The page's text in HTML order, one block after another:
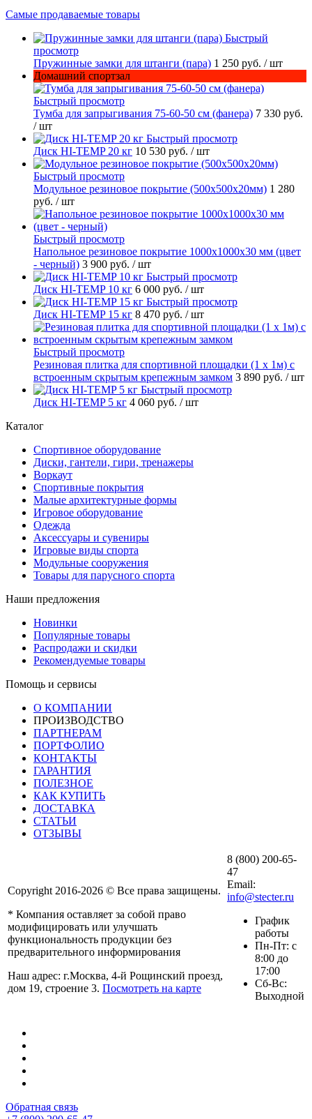
Самые продаваемые товары
Быстрый
просмотр
Пружинные замки для штанги (пара) 1 250 руб. / шт
Домашний спортзал
Быстрый просмотр
Тумба для запрыгивания 75-60-50 см (фанера) 7 330 руб.
/ шт
Быстрый просмотр
Диск HI-TEMP 20 кг 10 530 руб. / шт
Быстрый просмотр
Модульное резиновое покрытие (500х500х20мм) 1 280
руб. / шт
Быстрый просмотр
Напольное резиновое покрытие 1000х1000х30 мм (цвет
- черный) 3 900 руб. / шт
Быстрый просмотр
Диск HI-TEMP 10 кг 6 000 руб. / шт
Быстрый просмотр
Диск HI-TEMP 15 кг 8 470 руб. / шт
Быстрый просмотр
Резиновая плитка для спортивной площадки (1 х 1м) с
встроенным скрытым крепежным замком 3 890 руб. / шт
Быстрый просмотр
Диск HI-TEMP 5 кг 4 060 руб. / шт
Каталог
Спортивное оборудование
Диски, гантели, гири, тренажеры
Воркаут
Спортивные покрытия
Малые архитектурные формы
Игровое оборудование
Одежда
Аксессуары и сувениры
Игровые виды спорта
Модульные сооружения
Товары для парусного спорта
Наши предложения
Новинки
Популярные товары
Распродажи и скидки
Рекомендуемые товары
Помощь и сервисы
О КОМПАНИИ
ПРОИЗВОДСТВО
ПАРТНЕРАМ
ПОРТФОЛИО
КОНТАКТЫ
ГАРАНТИЯ
ПОЛЕЗНОЕ
КАК КУПИТЬ
ДОСТАВКА
СТАТЬИ
ОТЗЫВЫ
Copyright 2016-2026 © Все права защищены.
* Компания оставляет за собой право
модифицировать или улучшать
функциональность продукции без
предварительного информирования
Наш адрес: г.Москва, 4-й Рощинский проезд,
дом 19, строение 3. Посмотреть на карте
8 (800) 200-65-
47
Email:
info@stecter.ru
График
работы
Пн-Пт: с
8:00 до
17:00
Сб-Вс:
Выходной
Обратная связь